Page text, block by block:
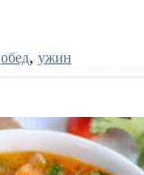
обед, ужин